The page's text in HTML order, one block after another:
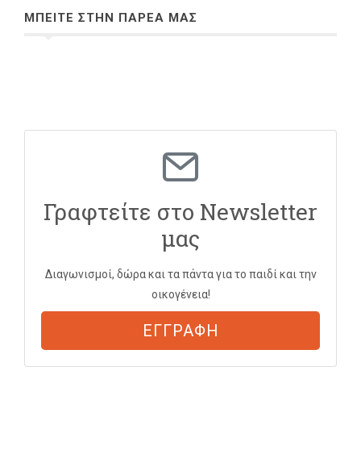
ΜΠΕΙΤΕ ΣΤΗΝ ΠΑΡΕΑ ΜΑΣ
Γραφτείτε στο Newsletter
μας
Διαγωνισμοί, δώρα και τα πάντα για το παιδί και την
οικογένεια!
ΕΓΓΡΑΦΗ